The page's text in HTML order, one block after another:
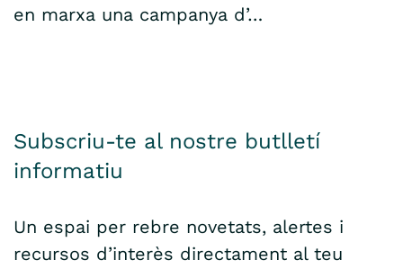
en marxa una campanya d’…
Subscriu-te al nostre butlletí
informatiu
Un espai per rebre novetats, alertes i
recursos d’interès directament al teu